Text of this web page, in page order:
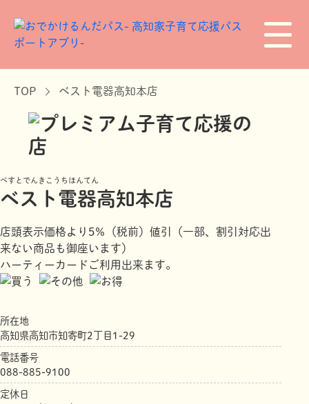
TOP ベスト電器高知本店
べすとでんきこうちほんてん
ベスト電器高知本店
店頭表示価格より5％（税前）値引（一部、割引対応出
来ない商品も御座います）
ハーティーカードご利用出来ます。
所在地
高知県高知市知寄町2丁目1-29
電話番号
088-885-9100
定休日